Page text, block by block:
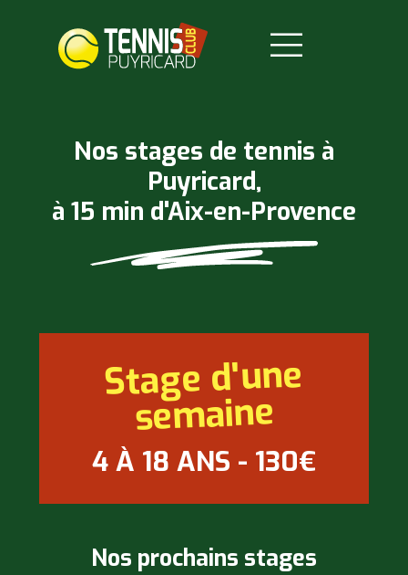
Nos stages de tennis à
Puyricard,
à 15 min d'Aix-en-Provence
Stage d'une
semaine
4 À 18 ANS - 130€
Nos prochains stages